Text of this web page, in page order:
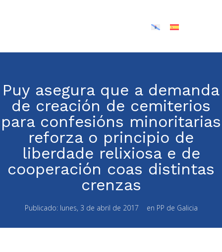
Puy asegura que a demanda
de creación de cemiterios
para confesións minoritarias
reforza o principio de
liberdade relixiosa e de
cooperación coas distintas
crenzas
Publicado: lunes, 3 de abril de 2017 en PP de Galicia